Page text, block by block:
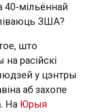
мільённай
ЗША?
што
расійскі
у цэнтры
аб захопе
На Юрыя